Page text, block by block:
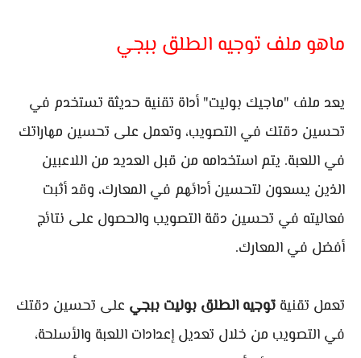
ماهو ملف توجيه الطلق ببجي
يعد ملف "ماجيك بوليت" أداة تقنية حديثة تستخدم في
تحسين دقتك في التصويب، وتعمل على تحسين مهاراتك
في اللعبة. يتم استخدامه من قبل العديد من اللاعبين
الذين يسعون لتحسين أدائهم في المعارك، وقد أثبت
فعاليته في تحسين دقة التصويب والحصول على نتائج
أفضل في المعارك.
تعمل تقنية توجيه الطلق بوليت ببجي على تحسين دقتك
في التصويب من خلال تعديل إعدادات اللعبة والأسلحة،